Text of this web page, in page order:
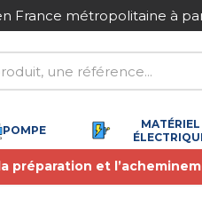
France métropolitaine à
POMPE
MATÉRIEL
préparation et